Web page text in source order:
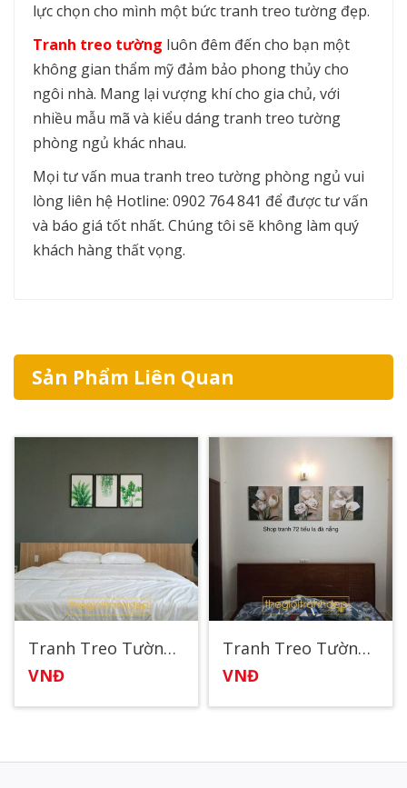
lực chọn cho mình một bức tranh treo tường đẹp.
Tranh treo tường luôn đêm đến cho bạn một
không gian thẩm mỹ đảm bảo phong thủy cho
ngôi nhà. Mang lại vượng khí cho gia chủ, với
nhiều mẫu mã và kiểu dáng tranh treo tường
phòng ngủ khác nhau.
Mọi tư vấn mua tranh treo tường phòng ngủ vui
lòng liên hệ Hotline: 0902 764 841 để được tư vấn
và báo giá tốt nhất. Chúng tôi sẽ không làm quý
khách hàng thất vọng.
Sản Phẩm Liên Quan
Tranh Treo Tường Phòng Ngủ Cây Và Dây Leo
VNĐ
Tranh Treo Tường Phòng Ngủ Chủ Đề Hoa 5
VNĐ